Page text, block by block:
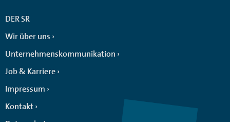
DER SR
Wir über uns
Unternehmenskommunikation
Job & Karriere
Impressum
Kontakt